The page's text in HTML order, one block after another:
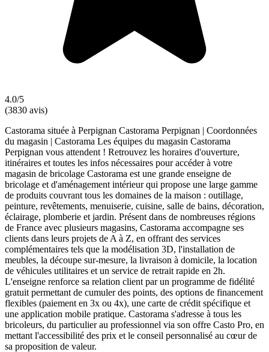
4.0/5
(3830 avis)
Castorama située à Perpignan Castorama Perpignan | Coordonnées
du magasin | Castorama Les équipes du magasin Castorama
Perpignan vous attendent ! Retrouvez les horaires d'ouverture,
itinéraires et toutes les infos nécessaires pour accéder à votre
magasin de bricolage Castorama est une grande enseigne de
bricolage et d'aménagement intérieur qui propose une large gamme
de produits couvrant tous les domaines de la maison : outillage,
peinture, revêtements, menuiserie, cuisine, salle de bains, décoration,
éclairage, plomberie et jardin. Présent dans de nombreuses régions
de France avec plusieurs magasins, Castorama accompagne ses
clients dans leurs projets de A à Z, en offrant des services
complémentaires tels que la modélisation 3D, l'installation de
meubles, la découpe sur-mesure, la livraison à domicile, la location
de véhicules utilitaires et un service de retrait rapide en 2h.
L'enseigne renforce sa relation client par un programme de fidélité
gratuit permettant de cumuler des points, des options de financement
flexibles (paiement en 3x ou 4x), une carte de crédit spécifique et
une application mobile pratique. Castorama s'adresse à tous les
bricoleurs, du particulier au professionnel via son offre Casto Pro, en
mettant l'accessibilité des prix et le conseil personnalisé au cœur de
sa proposition de valeur.